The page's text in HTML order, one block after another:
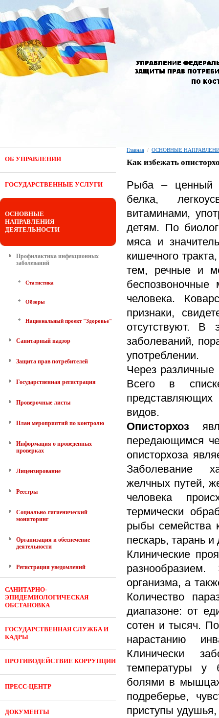
ОБ УПРАВЛЕНИИ
ГОСУДАРСТВЕННЫЕ УСЛУГИ
ОСНОВНЫЕ
НАПРАВЛЕНИЯ
ДЕЯТЕЛЬНОСТИ
Профилактика инфекционных
заболеваний
Статистика
Обзоры
Национальный проект "Здоровье"
Санитарный надзор
Защита прав потребителей
Государственная регистрация
Проверочные листы
План мероприятий по контролю
Информация о проведенных
проверках
Лицензирование
Реестры
Социально-гигиенический
мониторинг
Организация и обеспечение
деятельности
Регистрация уведомлений
САНИТАРНО-
ЭПИДЕМИОЛОГИЧЕСКАЯ
ОБСТАНОВКА
ГОСУДАРСТВЕННАЯ СЛУЖБА И
КАДРЫ
ПРОТИВОДЕЙСТВИЕ КОРРУПЦИИ
ПРЕСС-ЦЕНТР
ДОКУМЕНТЫ
Главная / ОСНОВНЫЕ
Как избежать
Рыба – ценный
белка,
витаминами,
детям. По
мяса и
кишечного
тем, речные и
человека.
признаки,
отсутствуют. В
заболеваний,
употреблении.
Через различные
Всего в
видов.
Описторхоз
передающимся
описторхоза
Заболевание
желчных путей,
человека
термически
рыбы семейства
пескарь, тарань и
Клинические
организма, а
Количество
диапазоне: от
сотен и тысяч.
нарастанию
Клинически
температуры у
болями в
подреберье,
приступы